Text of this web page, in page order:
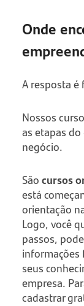
Onde
A resposta
Nossos
as etapas
negócio.
Sãocursos
está
orientação
Logo, você
passos,
seus
empresa.
cadastrar